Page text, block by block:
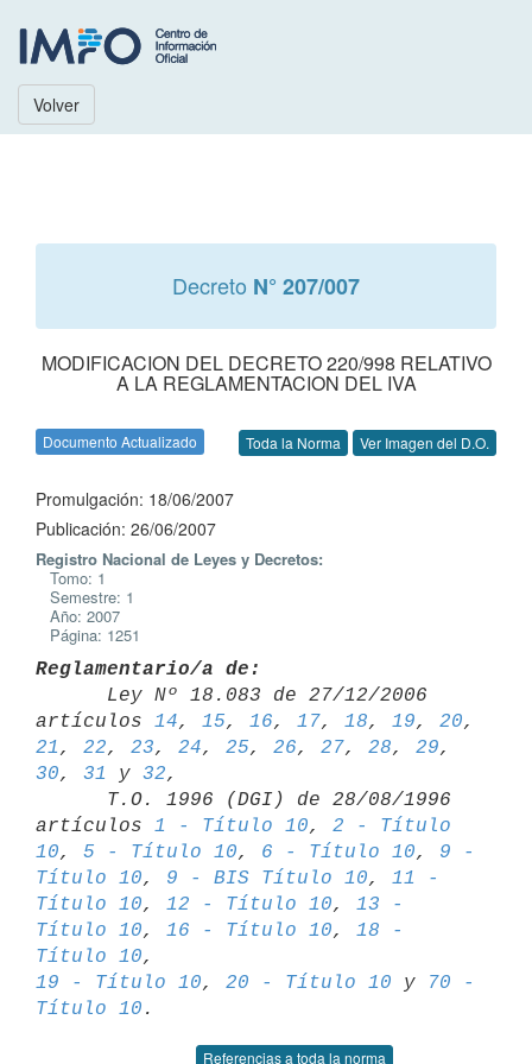
Volver
Decreto N° 207/007
MODIFICACION DEL DECRETO 220/998 RELATIVO
A LA REGLAMENTACION DEL IVA
Documento Actualizado Toda la Norma Ver Imagen del D.O.
Promulgación: 18/06/2007
Publicación: 26/06/2007
Registro Nacional de Leyes y Decretos:
Tomo: 1
Semestre: 1
Año: 2007
Página: 1251
Reglamentario/a de:
artículos 14, 15, 16, 17, 18, 19, 20
21 , 22, 23, 24, 25, 26, 27, 28, 29
30, 31 y 32,
artículos 1 - Título 10, 2 - Título
10, 5 - Título 10, 6 - Título 10, 9 -
Título 10, 9 - BIS Título 10, 11 -
Título 10, 12 - Título 10, 13 -
Título 10, 16 - Título 10, 18 -
Título 10
19 - Título 10, 20 - Título 10 y
70 -
Título 10
Referencias a toda la norma